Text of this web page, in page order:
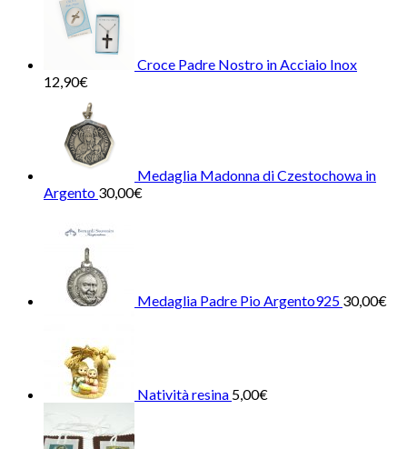
Croce Padre Nostro in Acciaio Inox
12,90€
Medaglia Madonna di Czestochowa in
Argento 30,00€
Medaglia Padre Pio Argento925 30,00€
Natività resina 5,00€